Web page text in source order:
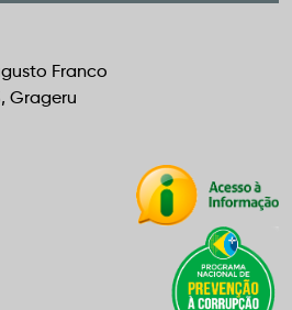
Franco
Grageru